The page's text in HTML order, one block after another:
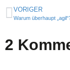
VORIGER
Warum überhaupt
2